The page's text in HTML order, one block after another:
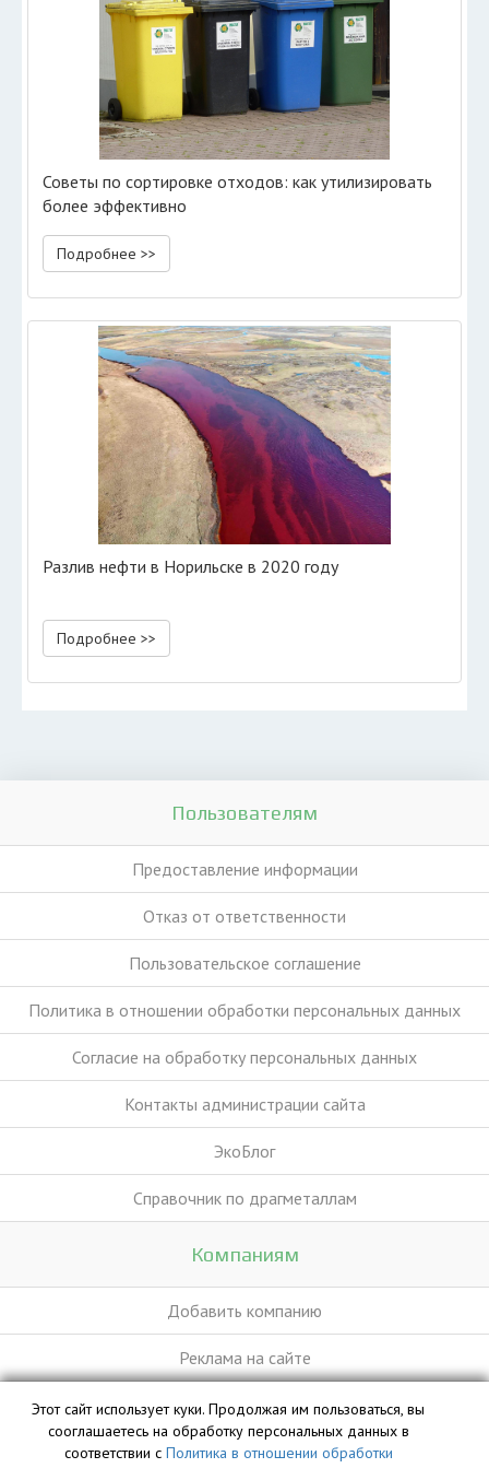
Советы по сортировке отходов: как утилизировать
более эффективно
Подробнее >>
Разлив нефти в Норильске в 2020 году
Подробнее >>
Пользователям
Предоставление информации
Отказ от ответственности
Пользовательское соглашение
Политика в отношении обработки персональных данных
Согласие на обработку персональных данных
Контакты администрации сайта
ЭкоБлог
Справочник по драгметаллам
Компаниям
Добавить компанию
Реклама на сайте
База данных сайта vyvoz.org является интеллектуальной
собственностью ООО «Профит» и охраняется законом.
Этот сайт использует куки. Продолжая им пользоваться, вы
сооглашаетесь на обработку персональных данных в
соответствии с Политика в отношении обработки